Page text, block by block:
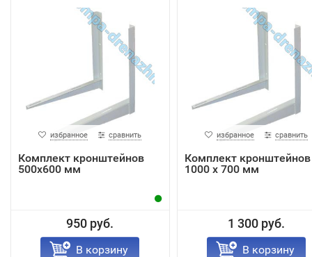
избранное сравнить
Комплект кронштейнов
500х600 мм
950 руб.
В корзину
избранное сравнить
Комплект кронштейнов
1000 х 700 мм
1 300 руб.
В корзину